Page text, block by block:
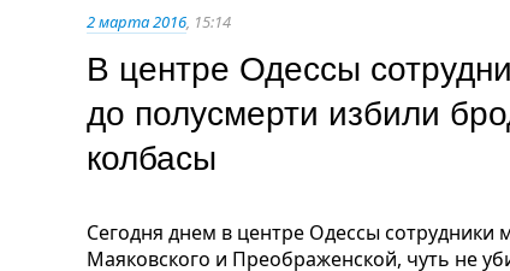
2 марта 2016, 15:14
В центре Одессы
до полусмерти избили
колбасы
Сегодня днем в центре Одессы сотрудники
Маяковского и Преображенской, чуть не